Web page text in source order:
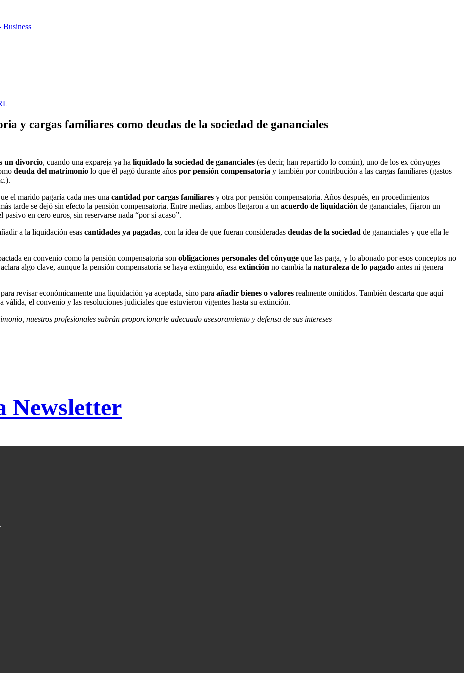
Business
y cargas familiares como deudas de la sociedad de gananciales
un divorcio, cuando una expareja ya ha liquidado la sociedad de gananciales (es decir, han repartido lo común), uno de los ex cónyuges
deuda del matrimonio lo que él pagó durante años por pensión compensatoria y también por contribución a las cargas familiares (gastos
el marido pagaría cada mes una cantidad por cargas familiares y otra por pensión compensatoria. Años después, en procedimientos
tarde se dejó sin efecto la pensión compensatoria. Entre medias, ambos llegaron a un acuerdo de liquidación de gananciales, fijaron un
en cero euros, sin reservarse nada “por si acaso”.
a la liquidación esas cantidades ya pagadas, con la idea de que fueran consideradas deudas de la sociedad de gananciales y que ella le
en convenio como la pensión compensatoria son obligaciones personales del cónyuge que las paga, y lo abonado por esos conceptos no
algo clave, aunque la pensión compensatoria se haya extinguido, esa extinción no cambia la naturaleza de lo pagado antes ni genera
revisar económicamente una liquidación ya aceptada, sino para añadir bienes o valores realmente omitidos. También descarta que aquí
válida, el convenio y las resoluciones judiciales que estuvieron vigentes hasta su extinción.
nuestros profesionales sabrán proporcionarle adecuado asesoramiento y defensa de sus intereses
Newsletter